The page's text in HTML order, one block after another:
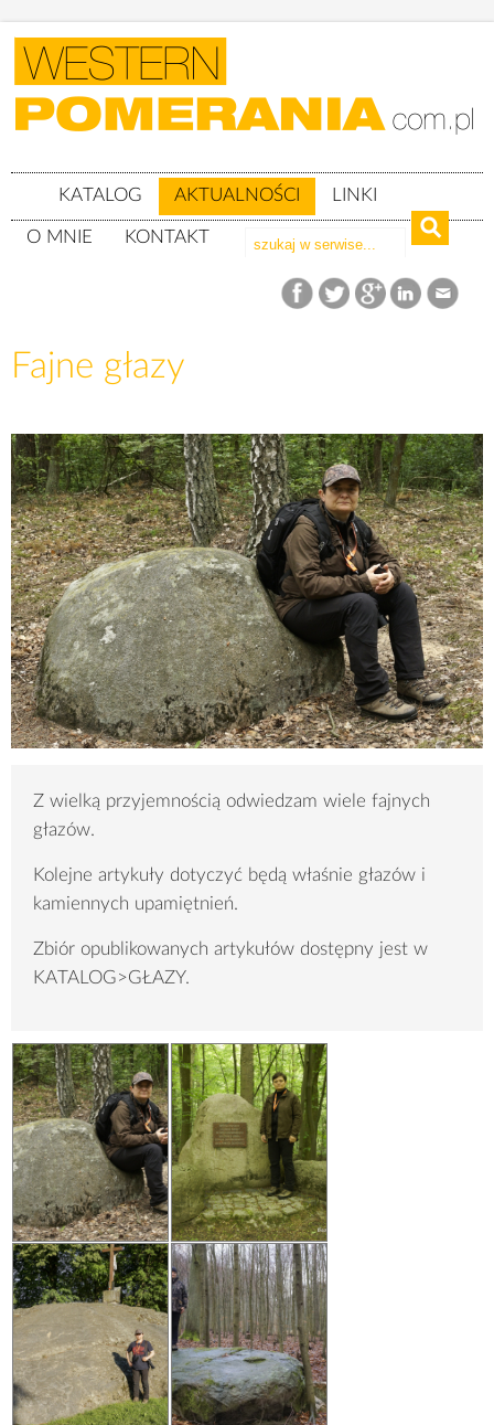
KATALOG AKTUALNOŚCI LINKI
O MNIE KONTAKT
Aktualności Fajne głazy
Fajne głazy
Z wielką przyjemnością odwiedzam wiele fajnych
głazów.
Kolejne artykuły dotyczyć będą właśnie głazów i
kamiennych upamiętnień.
Zbiór opublikowanych artykułów dostępny jest w
KATALOG>GŁAZY.